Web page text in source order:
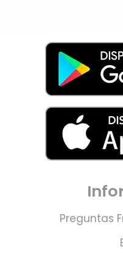
Preguntas